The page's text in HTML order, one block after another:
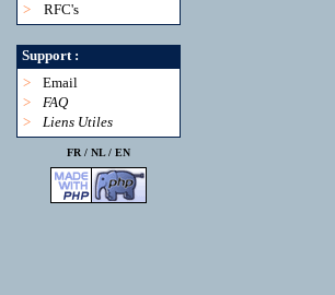
>
RFC's
Support :
>
Email
>
FAQ
>
Liens Utiles
FR / NL/ EN